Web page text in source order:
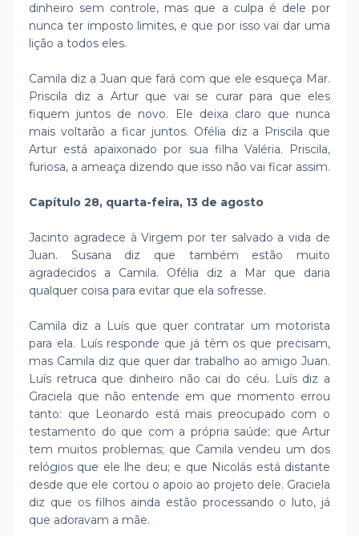
dinheiro sem controle, mas que a culpa é dele por
nunca ter imposto limites, e que por isso vai dar uma
lição a todos eles.
Camila diz a Juan que fará com que ele esqueça Mar.
Priscila diz a Artur que vai se curar para que eles
fiquem juntos de novo. Ele deixa claro que nunca
mais voltarão a ficar juntos. Ofélia diz a Priscila que
Artur está apaixonado por sua filha Valéria. Priscila,
furiosa, a ameaça dizendo que isso não vai ficar assim.
Capítulo 28, quarta-feira, 13 de agosto
Jacinto agradece à Virgem por ter salvado a vida de
Juan. Susana diz que também estão muito
agradecidos a Camila. Ofélia diz a Mar que daria
qualquer coisa para evitar que ela sofresse.
Camila diz a Luís que quer contratar um motorista
para ela. Luís responde que já têm os que precisam,
mas Camila diz que quer dar trabalho ao amigo Juan.
Luís retruca que dinheiro não cai do céu. Luís diz a
Graciela que não entende em que momento errou
tanto: que Leonardo está mais preocupado com o
testamento do que com a própria saúde; que Artur
tem muitos problemas; que Camila vendeu um dos
relógios que ele lhe deu; e que Nicolás está distante
desde que ele cortou o apoio ao projeto dele. Graciela
diz que os filhos ainda estão processando o luto, já
que adoravam a mãe.